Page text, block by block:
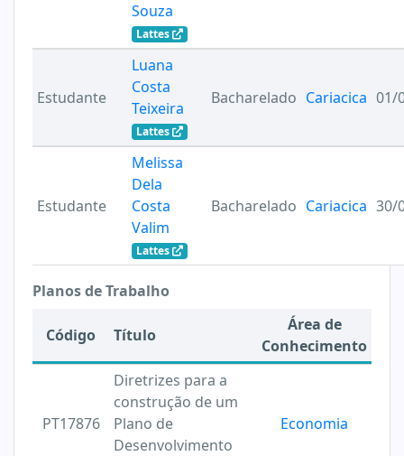
Souza
Lattes
Estudante
Luana
Costa
Teixeira
Lattes
Bacharelado Cariacica 01/
Estudante
Melissa
Dela
Costa
Valim
Lattes
Bacharelado Cariacica 30/
Planos de Trabalho
Código Título
Área de
Conhecimento
PT17876
Diretrizes para a
construção de um
Plano de
Desenvolvimento
Economia